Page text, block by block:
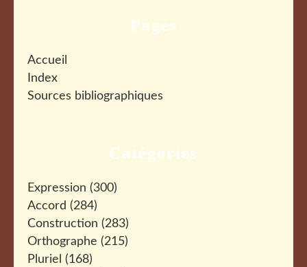
Catégories
Expression (300)
Accord (284)
Construction (283)
Orthographe (215)
Pluriel (168)
Pages
Accueil
Index
Sources bibliographiques